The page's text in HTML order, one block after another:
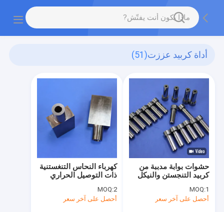
أداة كربيد عززت(51)
كهرباء النحاس التنغستنية
ذات التوصيل الحراري
تصميم مخصص وطول
العمر
MOQ:2
أحصل على آخر سعر
حشوات بوابة مدببة من
كربيد التنجستن والنيكل
مقاومة استثنائية للتآكل
ودقة تفتق على مستوى
MOQ:1
أحصل على آخر سعر